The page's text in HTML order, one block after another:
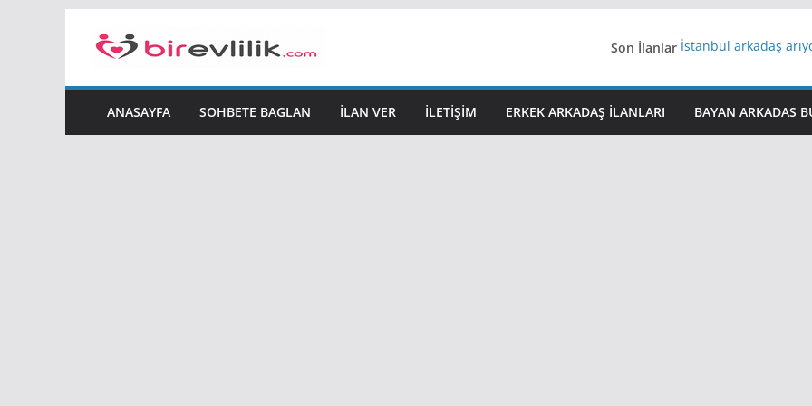
Son İlanlar İstanbul arkadaş
Yeni Bir Aşk Lazım
iş arayanlara iş
ANASAYFA SOHBETE BAGLAN İLAN VER İLETIŞIM ERKEK ARKADAŞ ILANLARI BAYAN ARKADAS